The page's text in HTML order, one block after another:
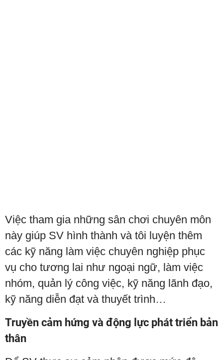
Việc tham gia những sân chơi chuyên môn
này giúp SV hình thành và tôi luyện thêm
các kỹ năng làm việc chuyên nghiệp phục
vụ cho tương lai như ngoại ngữ, làm việc
nhóm, quản lý công việc, kỹ năng lãnh đạo,
kỹ năng diễn đạt và thuyết trình…
Truyền cảm hứng và động lực phát triển bản
thân